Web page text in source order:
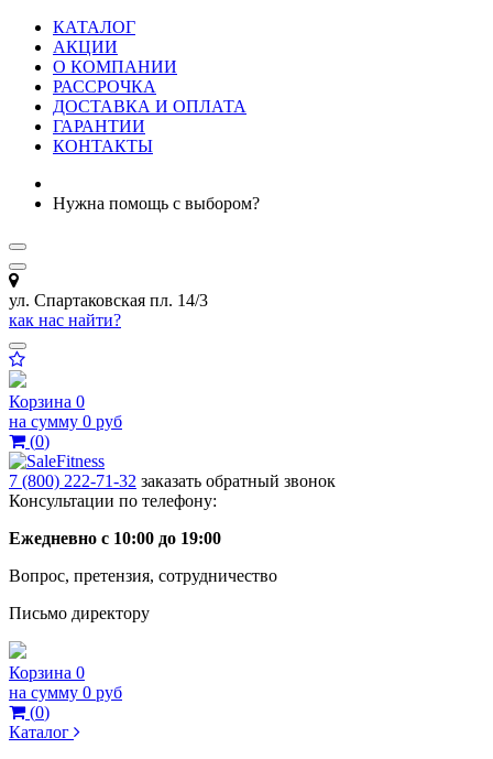
КАТАЛОГ
АКЦИИ
О КОМПАНИИ
РАССРОЧКА
ДОСТАВКА И ОПЛАТА
ГАРАНТИИ
КОНТАКТЫ
Нужна помощь с выбором?
ул. Спартаковская пл. 14/3
как нас найти?
Корзина 0
на сумму 0 руб
(0)
7 (800) 222-71-32 заказать обратный звонок
Консультации по телефону:
Ежедневно с 10:00 до 19:00
Вопрос, претензия, сотрудничество
Письмо директору
Корзина 0
на сумму 0 руб
(0)
Каталог